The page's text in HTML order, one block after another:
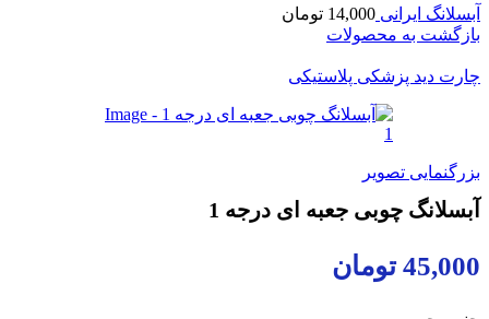
آبسلانگ ایرانی 14,000 تومان
بازگشت به محصولات
چارت دید پزشکی پلاستیکی
بزرگنمایی تصویر
آبسلانگ چوبی جعبه ای درجه 1
45,000 تومان